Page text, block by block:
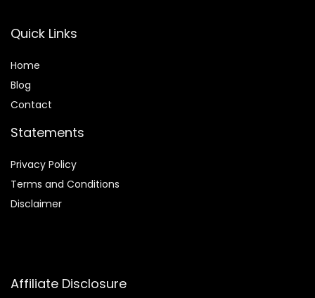
Quick Links
Home
Blog
Contact
Statements
Privacy Policy
Terms and Conditions
Disclaimer
Affiliate Disclosure